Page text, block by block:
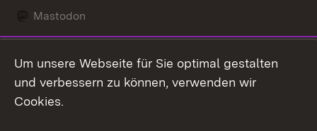
Mastodon
X / Twitter
Youtube
Um unsere Webseite für Sie optimal gestalten
und verbessern zu können, verwenden wir
Cookies.